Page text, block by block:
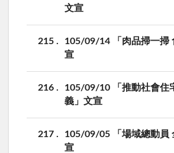
文宣
215
105/09/14 「肉品掃一掃
宣
216
105/09/10 「推動社會住
義」文宣
217
105/09/05 「場域總動員
宣